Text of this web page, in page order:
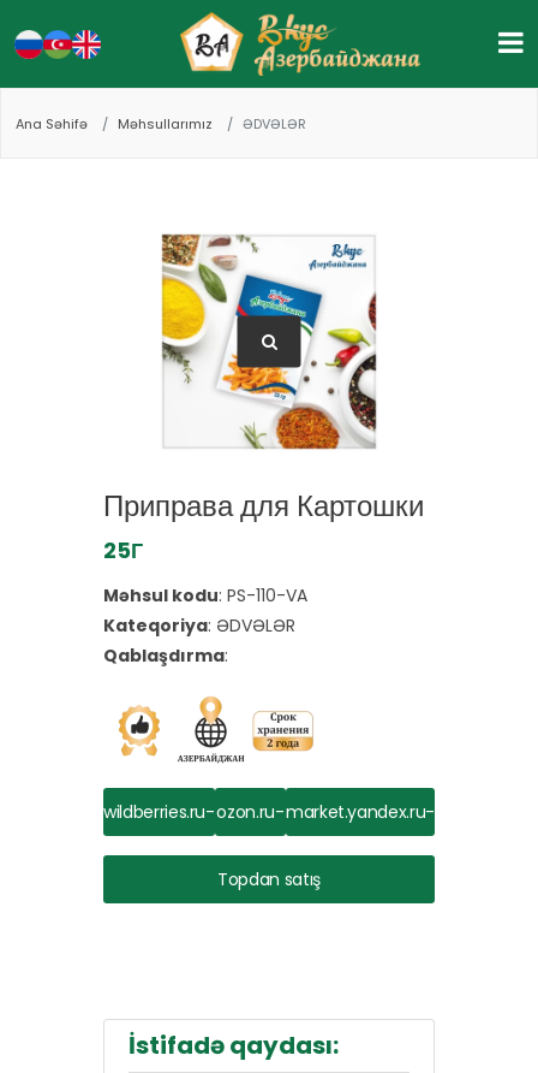
Ana Səhifə Məhsullarımız ƏDVƏLƏR
Приправа для Картошки
25Г
Məhsul kodu: PS-110-VA
Kateqoriya: ƏDVƏLƏR
Qablaşdırma:
wildberries.ru-
dən al
ozon.ru-
dən al
market.yandex.ru-
dən al
Topdan satış
İstifadə qaydası: